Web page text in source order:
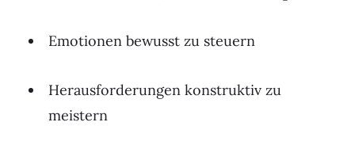
Emotionen bewusst zu steuern
Herausforderungen konstruktiv zu
meistern